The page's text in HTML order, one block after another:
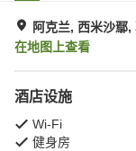
阿克兰, 西米沙鄢,
在地图上查看
酒店设施
Wi-Fi
健身房